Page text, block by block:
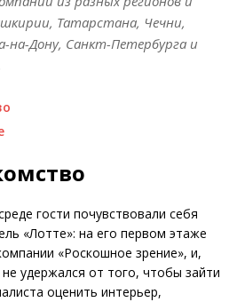
Татарстана, Чечни,
на-Дону, Санкт-Петербурга и
гости почувствовали себя
«Лотте»: на его первом этаже
«Роскошное зрение», и,
удержался от того, чтобы зайти
оценить интерьер,